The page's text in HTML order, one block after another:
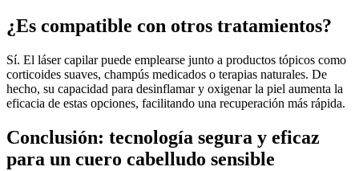
¿Es compatible con otros tratamientos?
Sí. El láser capilar puede emplearse junto a productos tópicos como
corticoides suaves, champús medicados o terapias naturales. De
hecho, su capacidad para desinflamar y oxigenar la piel aumenta la
eficacia de estas opciones, facilitando una recuperación más rápida.
Conclusión: tecnología segura y eficaz
para un cuero cabelludo sensible